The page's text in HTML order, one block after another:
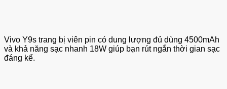
Vivo Y9s trang bị viên pin có dung lượng đủ dùng 4500mAh
và khả năng sạc nhanh 18W giúp bạn rút ngắn thời gian sạc
đáng kể.